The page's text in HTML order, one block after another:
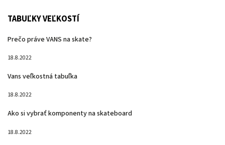
TABUĽKY VEĽKOSTÍ
Prečo práve VANS na skate?
18.8.2022
Vans veľkostná tabuľka
18.8.2022
Ako si vybrať komponenty na skateboard
18.8.2022